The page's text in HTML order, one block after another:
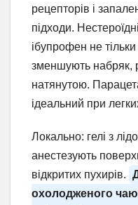
рецепторів і
підходи.
ібупрофен не
зменшують набряк,
натянутою.
ідеальний при
Локально: гелі з
анестезують
відкритих пухирів.
охолодженого